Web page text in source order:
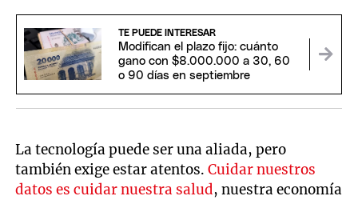
TE PUEDE INTERESAR
Modifican el plazo fijo: cuánto
gano con $8.000.000 a 30, 60
o 90 días en septiembre
La tecnología puede ser una aliada, pero
también exige estar atentos.Cuidar nuestros
datos es cuidar nuestra salud, nuestra economía